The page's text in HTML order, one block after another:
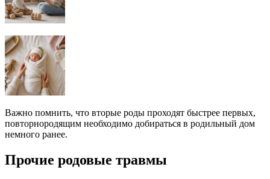
Важно помнить, что вторые роды проходят быстрее первых,
повторнородящим необходимо добираться в родильный дом
немного ранее.
Прочие родовые травмы